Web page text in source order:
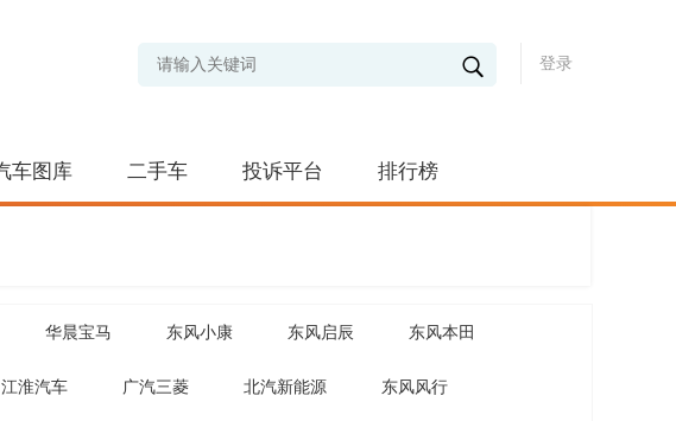
登录
车图库 二手车 投诉平台 排行榜
华晨宝马 东风小康 东风启辰 东风本田
江淮汽车 广汽三菱 北汽新能源 东风风行